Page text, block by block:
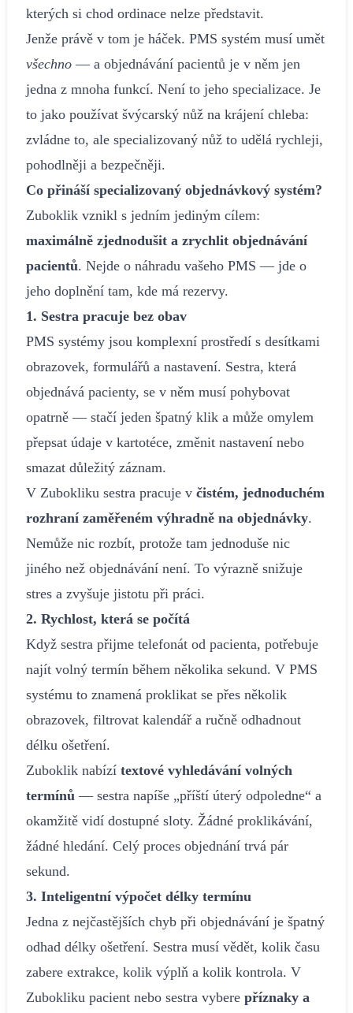
kterých si chod ordinace nelze představit.
Jenže právě v tom je háček. PMS systém musí umět
všechno — a objednávání pacientů je v něm jen
jedna z mnoha funkcí. Není to jeho specializace. Je
to jako používat švýcarský nůž na krájení chleba:
zvládne to, ale specializovaný nůž to udělá rychleji,
pohodlněji a bezpečněji.
Co přináší specializovaný objednávkový systém?
Zuboklik vznikl s jedním jediným cílem:
maximálně zjednodušit a zrychlit objednávání
pacientů. Nejde o náhradu vašeho PMS — jde o
jeho doplnění tam, kde má rezervy.
1. Sestra pracuje bez obav
PMS systémy jsou komplexní prostředí s desítkami
obrazovek, formulářů a nastavení. Sestra, která
objednává pacienty, se v něm musí pohybovat
opatrně — stačí jeden špatný klik a může omylem
přepsat údaje v kartotéce, změnit nastavení nebo
smazat důležitý záznam.
V Zubokliku sestra pracuje v čistém, jednoduchém
rozhraní zaměřeném výhradně na objednávky.
Nemůže nic rozbít, protože tam jednoduše nic
jiného než objednávání není. To výrazně snižuje
stres a zvyšuje jistotu při práci.
2. Rychlost, která se počítá
Když sestra přijme telefonát od pacienta, potřebuje
najít volný termín během několika sekund. V PMS
systému to znamená proklikat se přes několik
obrazovek, filtrovat kalendář a ručně odhadnout
délku ošetření.
Zuboklik nabízí textové vyhledávání volných
termínů — sestra napíše „příští úterý odpoledne“ a
okamžitě vidí dostupné sloty. Žádné proklikávání,
žádné hledání. Celý proces objednání trvá pár
sekund.
3. Inteligentní výpočet délky termínu
Jedna z nejčastějších chyb při objednávání je špatný
odhad délky ošetření. Sestra musí vědět, kolik času
zabere extrakce, kolik výplň a kolik kontrola. V
Zubokliku pacient nebo sestra vybere příznaky a